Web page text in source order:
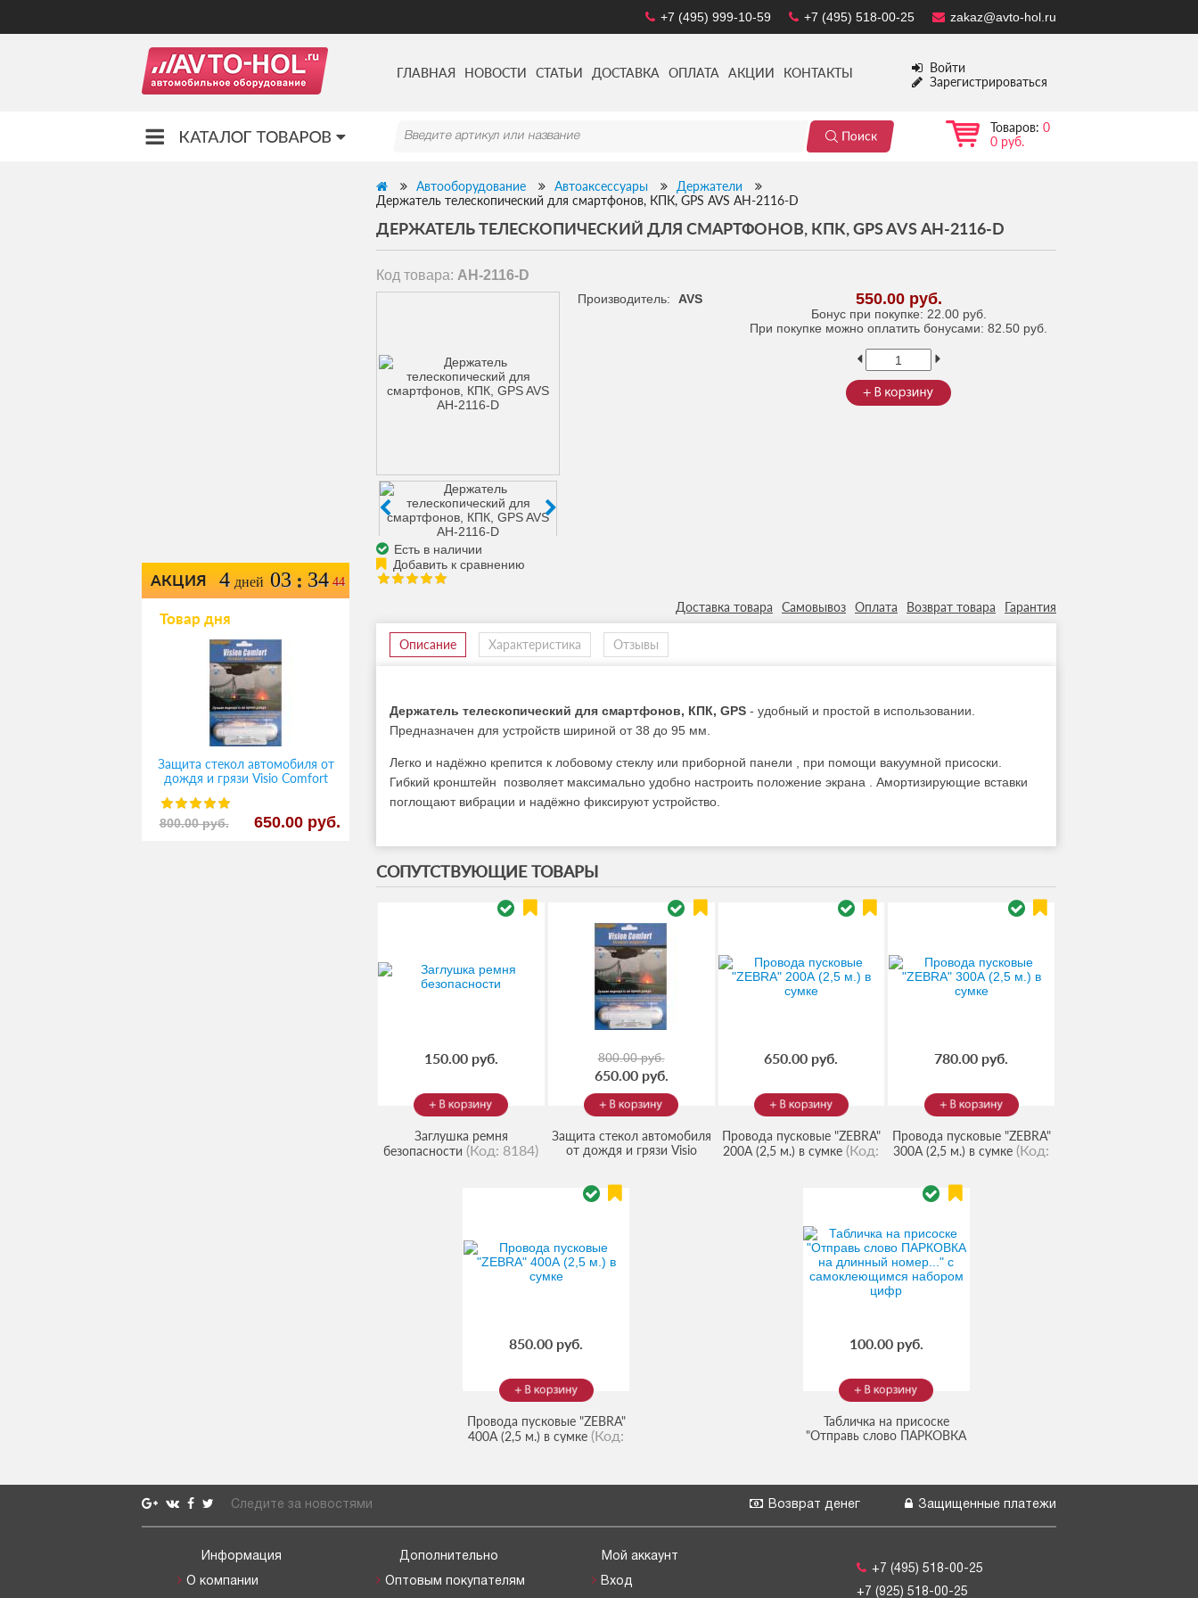
zakaz@avto-hol.ru
+7 (495) 518-00-25
+7 (495) 999-10-59
ГЛАВНАЯ НОВОСТИ СТАТЬИ ДОСТАВКА ОПЛАТА АКЦИИ КОНТАКТЫ
Войти
Зарегистрироваться
Товаров: 0
0 руб.
Автооборудование Автоаксессуары
Держатели
Держатель телескопический для смартфонов, КПК, GPS AVS АН-2116-D
ДЕРЖАТЕЛЬ ТЕЛЕСКОПИЧЕСКИЙ ДЛЯ СМАРТФОНОВ, КПК, GPS AVS АН-2116-D
Код товара: АН-2116-D
Есть в наличии
550.00 руб.
Бонус при покупке: 22.00 руб.
При покупке можно оплатить бонусами: 82.50 руб.
Производитель: AVS
Доставка товара Самовывоз Оплата Возврат товара Гарантия
Описание Характеристика Отзывы
Держатель телескопический для смартфонов, КПК, GPS - удобный и простой в использовании.
Предназначен для устройств шириной от 38 до 95 мм.
Легко и надёжно крепится к лобовому стеклу или приборной панели , при помощи вакуумной присоски.
Гибкий кронштейн позволяет максимально удобно настроить положение экрана . Амортизирующие вставки
поглощают вибрации и надёжно фиксируют устройство.
СОПУТСТВУЮЩИЕ ТОВАРЫ
150.00 руб.
Заглушка ремня
безопасности (Код: 8184)
800.00 руб.
650.00 руб.
Защита стекол автомобиля
от дождя и грязи Visio
650.00 руб.
Провода пусковые "ZEBRA"
200А (2,5 м.) в сумке (Код:
780.00 руб.
Провода пусковые "ZEBRA"
300А (2,5 м.) в сумке (Код:
850.00 руб.
Провода пусковые "ZEBRA"
400А (2,5 м.) в сумке (Код:
100.00 руб.
Табличка на присоске
"Отправь слово ПАРКОВКА
АКЦИЯ 4 дней 03:34 44
Товар дня
Защита стекол автомобиля от
дождя и грязи Visio Comfort
800.00 руб. 650.00 руб.
Следите за новостями Защищенные платежи
Возврат денег
Информация
О компании
Дополнительно
Оптовым покупателям
Мой аккаунт
Вход
+7 (495) 518-00-25
+7 (925) 518-00-25